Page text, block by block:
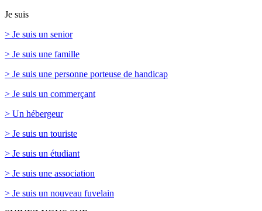
Je suis
> Je suis un senior
> Je suis une famille
> Je suis une personne porteuse de handicap
> Je suis un commerçant
> Un hébergeur
> Je suis un touriste
> Je suis un étudiant
> Je suis une association
> Je suis un nouveau fuvelain